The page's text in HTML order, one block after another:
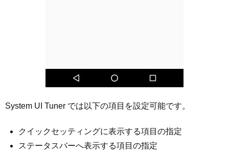
System UI Tuner では以下の項目を設定可能です。
クイックセッティングに表示する項目の指定
ステータスバーへ表示する項目の指定